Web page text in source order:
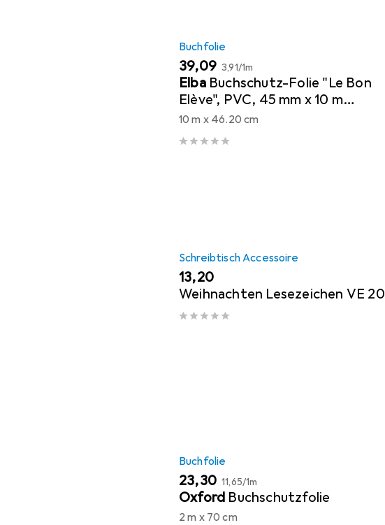
Buchfolie
EUR
39,09 EUR
3,91/1m
Elba Buchschutz-Folie "Le Bon
Elève", PVC, 45 mm x 10 m
transparent, zum Schutz von
Büchern
10 m x 46.20 cm
Schreibtisch Accessoire
EUR
13,20
Weihnachten Lesezeichen VE 20
Buchfolie
EUR
23,30 EUR
11,65/1m
Oxford Buchschutzfolie
2 m x 70 cm